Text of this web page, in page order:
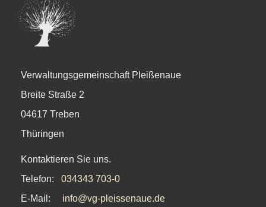
Verwaltungsgemeinschaft Pleißenaue
Breite Straße 2
04617 Treben
Thüringen
Kontaktieren Sie uns.
Telefon: 034343 703-0
E-Mail: info@vg-pleissenaue.de